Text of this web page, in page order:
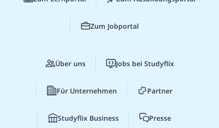
Zum Jobportal
Über uns Jobs bei Studyflix
Für Unternehmen Partner
Studyflix Business Presse